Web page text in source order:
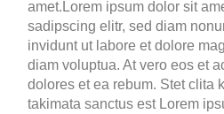
amet.Lorem ipsum dolor sit
sadipscing elitr, sed diam
invidunt ut labore et dolore
diam voluptua. At vero eos et
dolores et ea rebum. Stet clita
takimata sanctus est Lorem